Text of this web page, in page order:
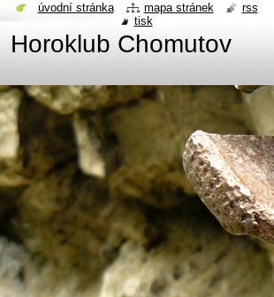
Horoklub Chomutov
úvodní stránka mapa stránek
rss
tisk